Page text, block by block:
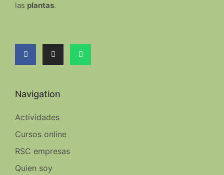
las plantas.
Navigation
Actividades
Cursos online
RSC empresas
Quien soy